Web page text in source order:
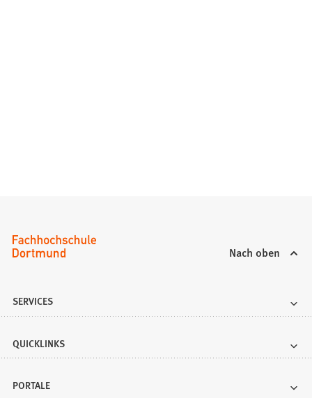
Nach oben
SERVICES
QUICKLINKS
PORTALE